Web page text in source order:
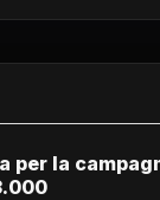
per la